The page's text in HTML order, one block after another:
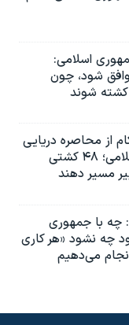
اسلامی:
شود، چون
شوند
از محاصره دریایی
علیه جمهوری اسلامی؛ ۴۸ کشتی
مسیر دهند
چه با جمهوری
چه نشود «هر کاری
انجام می‌دهیم